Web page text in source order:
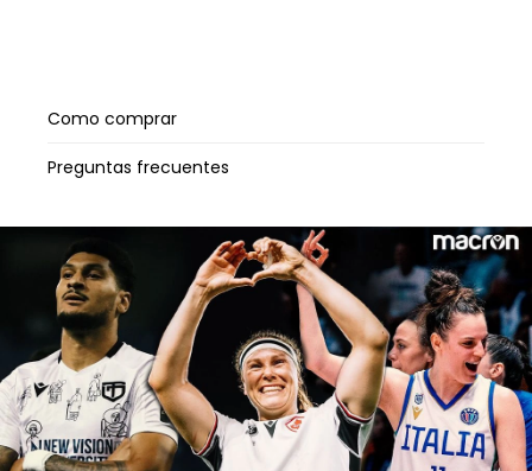
Como comprar
Preguntas frecuentes